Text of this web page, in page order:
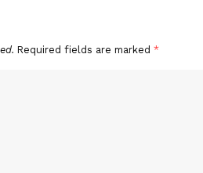
Required fields are marked *